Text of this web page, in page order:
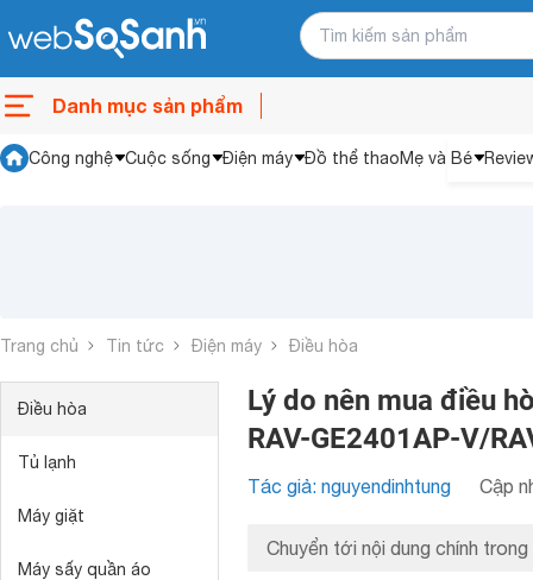
Danh mục sản phẩm
Công nghệ Cuộc sống Điện máy Đồ thể thaoMẹ và Bé
Trang chủ Tin tức Điện máy Điều hòa
Điều hòa
Tủ lạnh
Máy giặt
Máy sấy quần áo
Lý do nên mua điều
RAV-GE2401AP-V/
Tác giả: nguyendinhtung Cập
Chuyển tới nội dung chính trong